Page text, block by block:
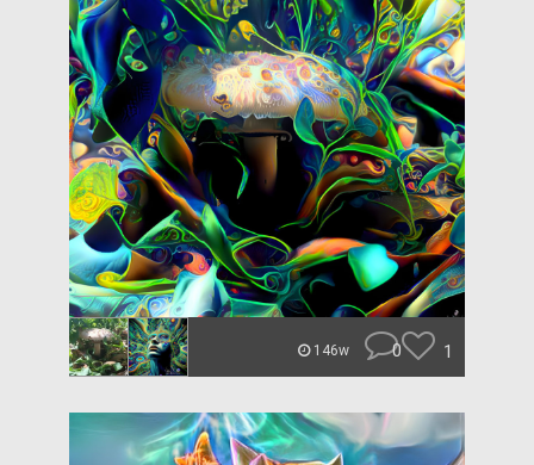
146w 0 1